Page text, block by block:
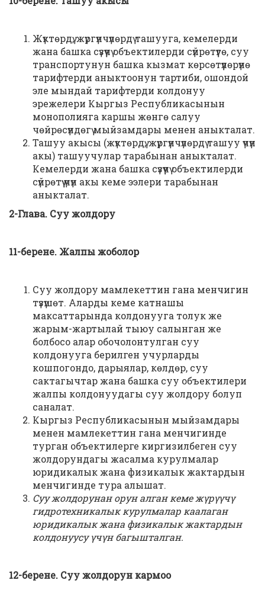
Жүктөрдү, жүргүнчүлөрдү ташууга, кемелерди
жана башка сүзүүчү объектилерди сүйрөтүүгө, суу
транспортунун башка кызмат көрсөтүүлөрүнө
тарифтерди аныктоонун тартиби, ошондой
эле мындай тарифтерди колдонуу
эрежелери Кыргыз Республикасынын
монополияга каршы жөнгө салуу
чөйрөсүндөгү мыйзамдары менен аныкталат.
Ташуу акысы (жүктөрдү, жүргүнчүлөрдү ташуу үчүн
акы) ташуучулар тарабынан аныкталат.
Кемелерди жана башка сүзүүчү объектилерди
сүйрөтүү үчүн акы кеме ээлери тарабынан
аныкталат.
2-Глава. Суу жолдору
11-берене. Жалпы жоболор
Суу жолдору мамлекеттин гана менчигин
түзүшөт. Аларды кеме катнашы
максаттарында колдонууга толук же
жарым-жартылай тыюу салынган же
болбосо алар обочолонтулган суу
колдонууга берилген учурларды
кошпогондо, дарыялар, көлдөр, суу
сактагычтар жана башка суу объектилери
жалпы колдонуудагы суу жолдору болуп
саналат.
Кыргыз Республикасынын мыйзамдары
менен мамлекеттин гана менчигинде
турган объектилерге киргизилбеген суу
жолдорундагы жасалма курулмалар
юридикалык жана физикалык жактардын
менчигинде тура алышат.
Суу жолдорунан орун алган кеме жүрүүчү
гидротехникалык курулмалар каалаган
юридикалык жана физикалык жактардын
колдонуусу үчүн багышталган.
12-берене. Суу жолдорун кармоо